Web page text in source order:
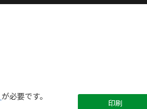
が必要です。
印刷